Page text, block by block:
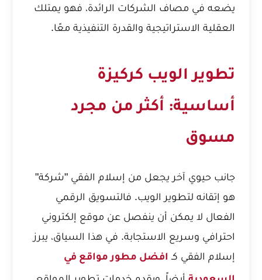
يضعه في مصاف الشركات الرائدة، فهو يمتلك
العقلية الاستراتيجية والقدرة التنفيذية معًا.
تطوير الويب كركيزة
أساسية: أكثر من مجرد
مسوق
جانب حيوي آخر يجعل من إسلام الفقي "شركة"
هو إتقانه لتطوير الويب. فالتسويق الرقمي
الفعال لا يمكن أن ينفصل عن موقع إلكتروني
احترافي وسريع الاستجابة. في هذا السياق، يبرز
إسلام الفقي كـ افضل مطور مواقع في